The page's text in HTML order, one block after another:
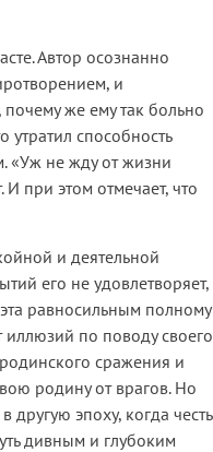
Автор осознанно
и
же ему так больно
утратил способность
«Уж не жду от жизни
при этом отмечает, что
и деятельной
его не удовлетворяет,
равносильным полному
по поводу своего
сражения и
родину от врагов. Но
другую эпоху, когда честь
дивным и глубоким